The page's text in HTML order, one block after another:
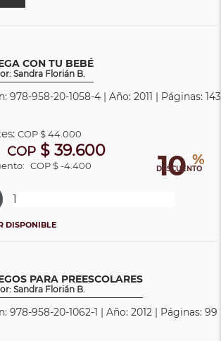
CON TU BEBÉ
Sandra Florián B.
978-958-20-1058-4 | Año: 2011 | Páginas: 143
10 %
DESCUENTO
COP$ 44.000
COP $ 39.600
COP $ -4.400
DISPONIBLE
PARA PREESCOLARES
Sandra Florián B.
978-958-20-1062-1 | Año: 2012 | Páginas: 99